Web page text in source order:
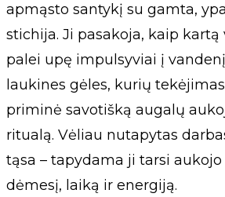
apmąsto santykį su gamta,
stichija. Ji pasakoja, kaip kartą
palei upę impulsyviai į
laukines gėles, kurių
priminė savotišką augalų
ritualą. Vėliau nutapytas
tąsa – tapydama ji tarsi aukojo
dėmesį, laiką ir energiją.